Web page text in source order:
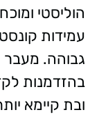
הוליסטי
עמידות
גבוהה. מעבר
בהזדמנות
ובת קיימא